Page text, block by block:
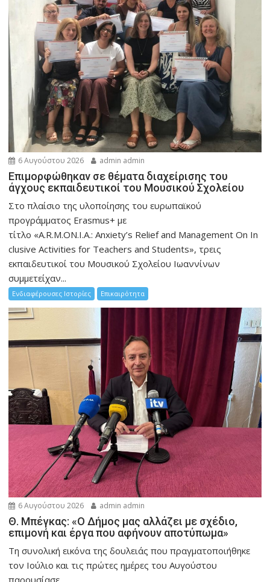
6 Αυγούστου 2026 admin admin
Eπιμορφώθηκαν σε θέματα διαχείρισης του
άγχους εκπαιδευτικοί του Μουσικού Σχολείου
Στο πλαίσιο της υλοποίησης του ευρωπαϊκού
προγράμματος Erasmus+ με
τίτλο «A.R.M.ON.I.A.: Anxiety’s Relief and Management On In
clusive Activities for Teachers and Students», τρεις
εκπαιδευτικοί του Μουσικού Σχολείου Ιωαννίνων
συμμετείχαν...
Ενδιαφέρουσες Ιστορίες Επικαιρότητα
6 Αυγούστου 2026 admin admin
Θ. Μπέγκας: «Ο Δήμος μας αλλάζει με σχέδιο,
επιμονή και έργα που αφήνουν αποτύπωμα»
Τη συνολική εικόνα της δουλειάς που πραγματοποιήθηκε
τον Ιούλιο και τις πρώτες ημέρες του Αυγούστου
παρουσίασε...